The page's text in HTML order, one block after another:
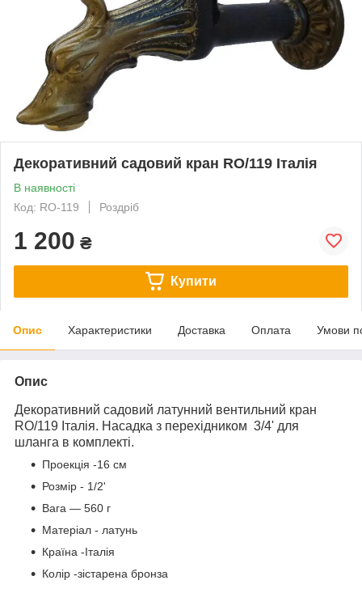
Декоративний садовий кран RO/119 Італія
В наявності
Код: RO-119
Роздріб
1 200 ₴
Купити
Опис Характеристики Доставка Оплата Умови
Опис
Декоративний садовий латунний вентильний кран
RO/119 Італія. Насадка з перехідником 3/4' для
шланга в комплекті.
Проекція -16 см
Розмір - 1/2'
Вага — 560 г
Матеріал - латунь
Країна -Італія
Колір -зістарена бронза